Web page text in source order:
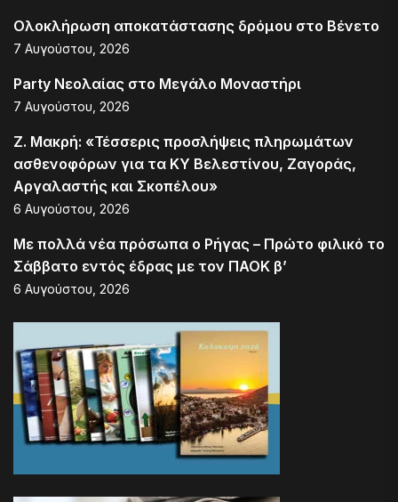
Ολοκλήρωση αποκατάστασης δρόμου στο Βένετο
7 Αυγούστου, 2026
Party Νεολαίας στο Μεγάλο Μοναστήρι
7 Αυγούστου, 2026
Ζ. Μακρή: «Τέσσερις προσλήψεις πληρωμάτων
ασθενοφόρων για τα ΚΥ Βελεστίνου, Ζαγοράς,
Αργαλαστής και Σκοπέλου»
6 Αυγούστου, 2026
Με πολλά νέα πρόσωπα ο Ρήγας – Πρώτο φιλικό το
Σάββατο εντός έδρας με τον ΠΑΟΚ β’
6 Αυγούστου, 2026